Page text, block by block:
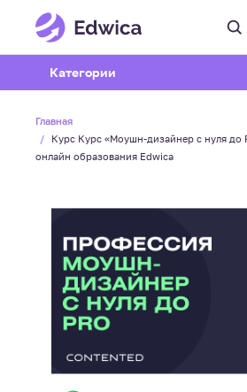
Открыть подменю
Категории
Главная
Курс Курс «Моушн-дизайнер с нуля до
онлайн образования Edwica